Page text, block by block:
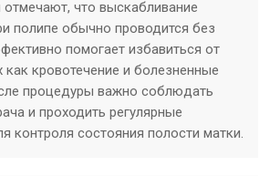
отмечают, что выскабливание
полипе обычно проводится без
помогает избавиться от
как кровотечение и болезненные
процедуры важно соблюдать
и проходить регулярные
контроля состояния полости матки.